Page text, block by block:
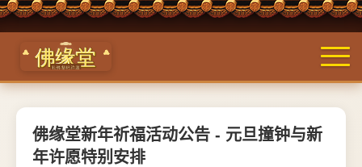
佛缘堂新年祈福活动公告 - 元旦撞钟与新
年许愿特别安排